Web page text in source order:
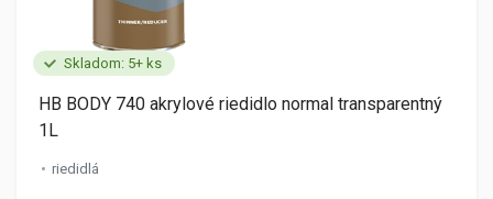
Skladom: 5+ ks
HB BODY 740 akrylové riedidlo normal transparentný
1L
riedidlá